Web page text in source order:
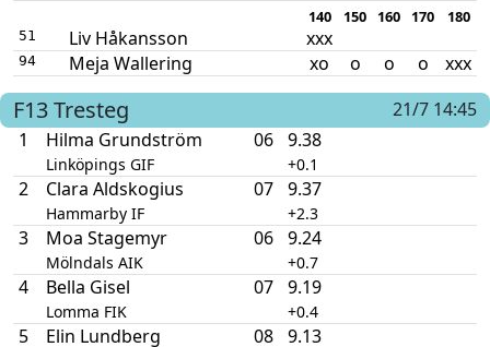
140 150 160 170 180
51 Liv Håkansson xxx
94 Meja Wallering xo o o o xxx
F13Tresteg
21/7 14:45
1
Hilma Grundström
Linköpings GIF
06 9.38
+0.1
2 Clara Aldskogius
Hammarby IF
07 9.37
+2.3
3 Moa Stagemyr
Mölndals AIK
06 9.24
+0.7
4 Bella Gisel
Lomma FIK
07 9.19
+0.4
5 Elin Lundberg 08 9.13